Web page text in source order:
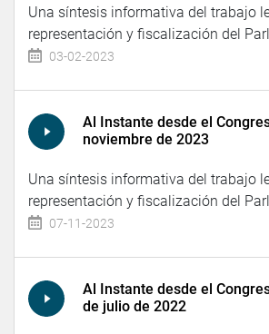
Una síntesis informativa del trabajo
representación y fiscalización del
03-02-2023
Al Instante desde el
noviembre de 2023
Una síntesis informativa del trabajo
representación y fiscalización del
07-11-2023
Al Instante desde el
de julio de 2022